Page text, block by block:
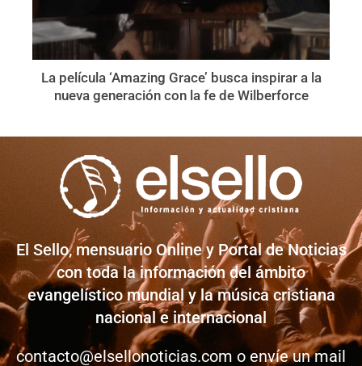
La película ‘Amazing Grace’ busca inspirar a la
nueva generación con la fe de Wilberforce
El Sello, mensuario Online y Portal de Noticias
con toda la información del ámbito
evangelístico mundial y la música cristiana
nacional e internacional
contacto@elsellonoticias.com o envíe un mail